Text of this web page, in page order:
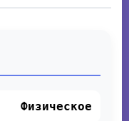
Физическое